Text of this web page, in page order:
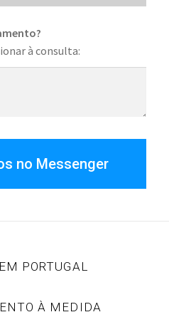
à consulta:
no Messenger
PORTUGAL
À MEDIDA